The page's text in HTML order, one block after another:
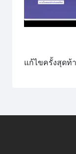
แก้ไขครั้งสุดท้